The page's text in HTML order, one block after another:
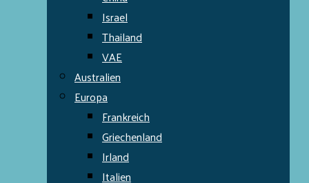
Israel
Thailand
VAE
Australien
Europa
Frankreich
Griechenland
Irland
Italien